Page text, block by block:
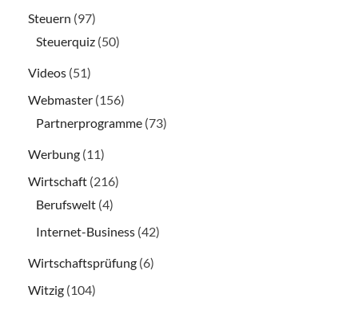
Steuern (97)
Steuerquiz (50)
Videos (51)
Webmaster (156)
Partnerprogramme (73)
Werbung (11)
Wirtschaft (216)
Berufswelt (4)
Internet-Business (42)
Wirtschaftsprüfung (6)
Witzig (104)